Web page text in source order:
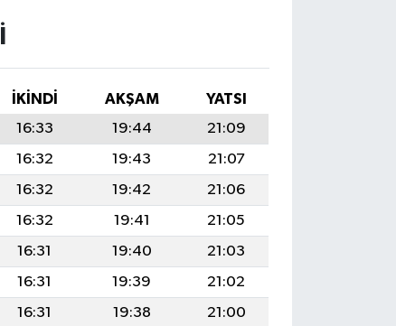
İKINDI AKŞAM
YATSI
16:33 19:44
21:09
16:32 19:43
21:07
16:32 19:42
21:06
16:32 19:41
21:05
16:31 19:40
21:03
16:31 19:39
21:02
16:31 19:38
21:00